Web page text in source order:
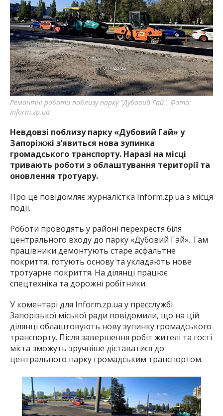
Ремонтні роботи поблизу парку "Дубовий Гай". Фото:
Inform.zp.ua
Невдовзі поблизу парку «Дубовий Гай» у
Запоріжжі з’явиться нова зупинка
громадського транспорту. Наразі на місці
тривають роботи з облаштування території та
оновлення тротуару.
Про це повідомляє журналістка Inform.zp.ua з місця
події.
Роботи проводять у районі перехрестя біля
центрального входу до парку «Дубовий Гай». Там
працівники демонтують старе асфальтне
покриття, готують основу та укладають нове
тротуарне покриття. На ділянці працює
спецтехніка та дорожні робітники.
У коментарі для Inform.zp.ua у пресслужбі
Запорізької міської ради повідомили, що на цій
ділянці облаштовують нову зупинку громадського
транспорту. Після завершення робіт жителі та гості
міста зможуть зручніше діставатися до
центрального парку громадським транспортом.